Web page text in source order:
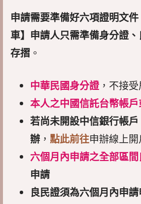
申請需要準備好六項證明文
車】申請人只需準備身分證
存摺。
中華民國身分證，不接
本人之中國信託台幣帳
若尚未開設中信銀行帳
辦， 點此前往申辦線上開
六個月內申請之全部區
申請
良民證須為六個月內申